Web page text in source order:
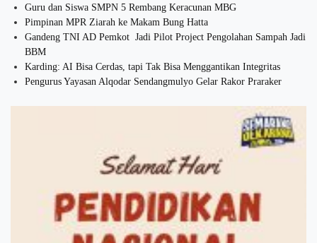
Guru dan Siswa SMPN 5 Rembang Keracunan MBG
Pimpinan MPR Ziarah ke Makam Bung Hatta
Gandeng TNI AD Pemkot Jadi Pilot Project Pengolahan Sampah Jadi
BBM
Karding: AI Bisa Cerdas, tapi Tak Bisa Menggantikan Integritas
Pengurus Yayasan Alqodar Sendangmulyo Gelar Rakor Praraker